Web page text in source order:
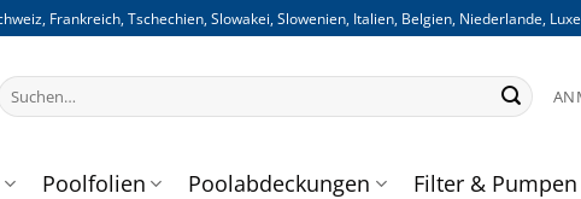
Frankreich, Tschechien, Slowakei, Slowenien, Italien, Belgien, Niederlande,
Suchen
nach:
Poolfolien Poolabdeckungen Filter & Pumpen